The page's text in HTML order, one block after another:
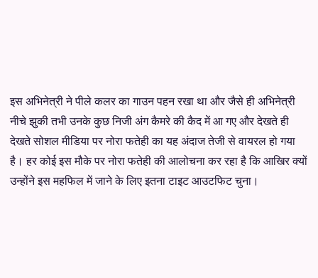
इस अभिनेत्री ने पीले कलर का गाउन पहन रखा था और जैसे ही अभिनेत्री
नीचे झुकी तभी उनके कुछ निजी अंग कैमरे की कैद में आ गए और देखते ही
देखते सोशल मीडिया पर नोरा फतेही का यह अंदाज तेजी से वायरल हो गया
है। हर कोई इस मौके पर नोरा फतेही की आलोचना कर रहा है कि आखिर क्यों
उन्होंने इस महफिल में जाने के लिए इतना टाइट आउटफिट चुना।